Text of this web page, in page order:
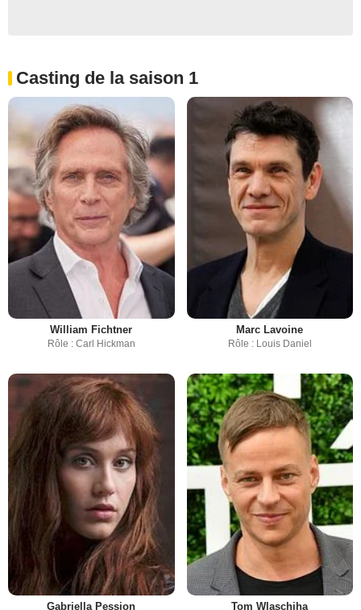
Casting de la saison 1
William Fichtner
Rôle : Carl Hickman
Marc Lavoine
Rôle : Louis Daniel
Gabriella Pession Tom Wlaschiha